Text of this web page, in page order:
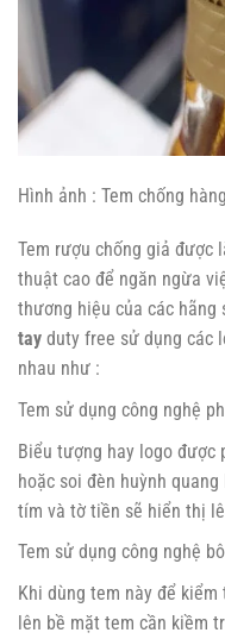
Hình ảnh : Tem chống
Tem rượu chống giả được
thuật cao để ngăn ngừa
thương hiệu của các hãng
tay duty free sử dụng các
nhau như :
Tem sử dụng công nghệ
Biểu tượng hay logo được
hoặc soi đèn huỳnh
tím và tờ tiền sẽ hiển thị
Tem sử dụng công nghệ
Khi dùng tem này để
lên bề mặt tem cần kiềm